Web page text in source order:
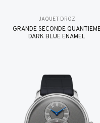
JAQUET DROZ
GRANDE SECONDE
DARK BLUE ENAMEL